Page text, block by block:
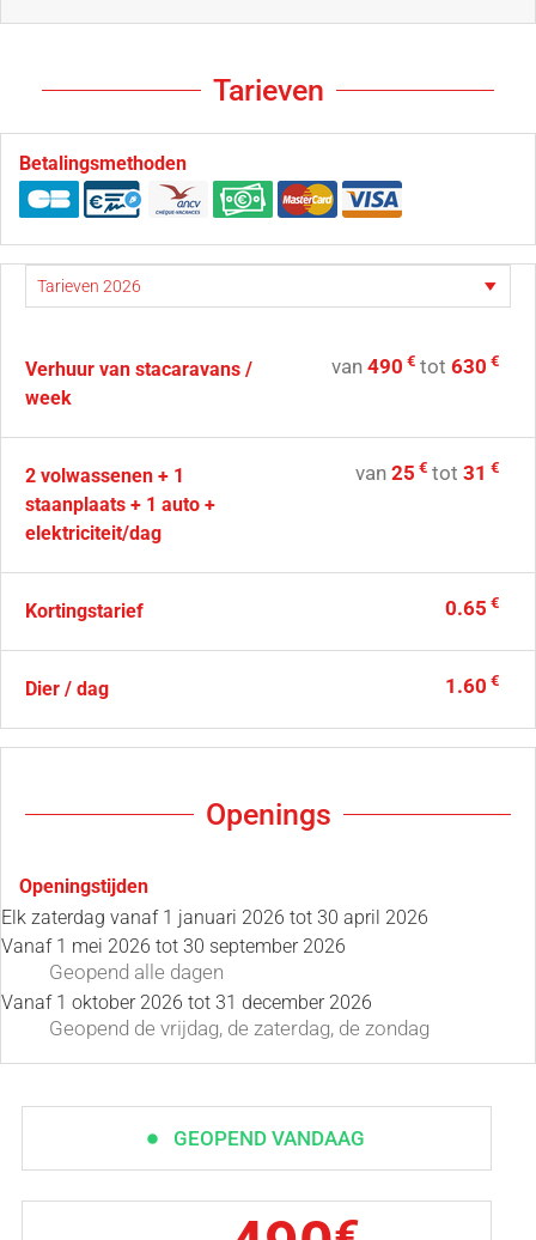
Tarieven
Betalingsmethoden
Verhuur van stacaravans /
week
van 490 € tot 630 €
2 volwassenen + 1
staanplaats + 1 auto +
elektriciteit/dag
van 25 € tot 31 €
Kortingstarief 0.65 €
Dier / dag 1.60 €
Openings
Openingstijden
Elk zaterdag vanaf 1 januari 2026 tot 30 april 2026
Vanaf 1 mei 2026 tot 30 september 2026
Geopend alle dagen
Vanaf 1 oktober 2026 tot 31 december 2026
Geopend de vrijdag, de zaterdag, de zondag
GEOPEND VANDAAG